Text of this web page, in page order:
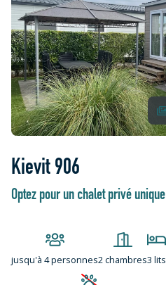
Kievit 906
Optez pour un chalet privé unique
jusqu'à 4 personnes2 chambres3 lits